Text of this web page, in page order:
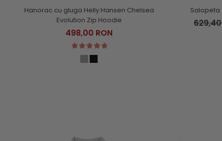
Hanorac cu gluga Helly Hansen Chelsea
Evolution Zip Hoodie
498,00 RON
Salopeta